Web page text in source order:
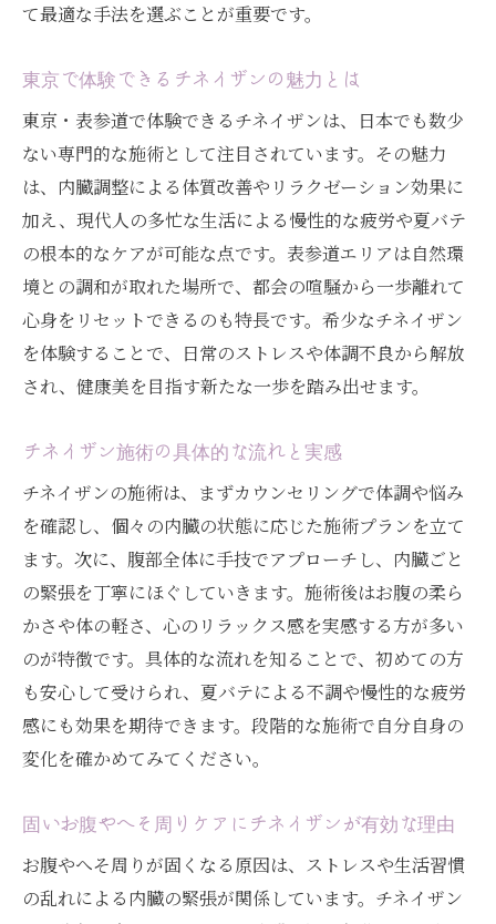
て最適な手法を選ぶことが重要です。
東京で体験できるチネイザンの魅力とは
東京・表参道で体験できるチネイザンは、日本でも数少
ない専門的な施術として注目されています。その魅力
は、内臓調整による体質改善やリラクゼーション効果に
加え、現代人の多忙な生活による慢性的な疲労や夏バテ
の根本的なケアが可能な点です。表参道エリアは自然環
境との調和が取れた場所で、都会の喧騒から一歩離れて
心身をリセットできるのも特長です。希少なチネイザン
を体験することで、日常のストレスや体調不良から解放
され、健康美を目指す新たな一歩を踏み出せます。
チネイザン施術の具体的な流れと実感
チネイザンの施術は、まずカウンセリングで体調や悩み
を確認し、個々の内臓の状態に応じた施術プランを立て
ます。次に、腹部全体に手技でアプローチし、内臓ごと
の緊張を丁寧にほぐしていきます。施術後はお腹の柔ら
かさや体の軽さ、心のリラックス感を実感する方が多い
のが特徴です。具体的な流れを知ることで、初めての方
も安心して受けられ、夏バテによる不調や慢性的な疲労
感にも効果を期待できます。段階的な施術で自分自身の
変化を確かめてみてください。
固いお腹やへそ周りケアにチネイザンが有効な理由
お腹やへそ周りが固くなる原因は、ストレスや生活習慣
の乱れによる内臓の緊張が関係しています。チネイザン